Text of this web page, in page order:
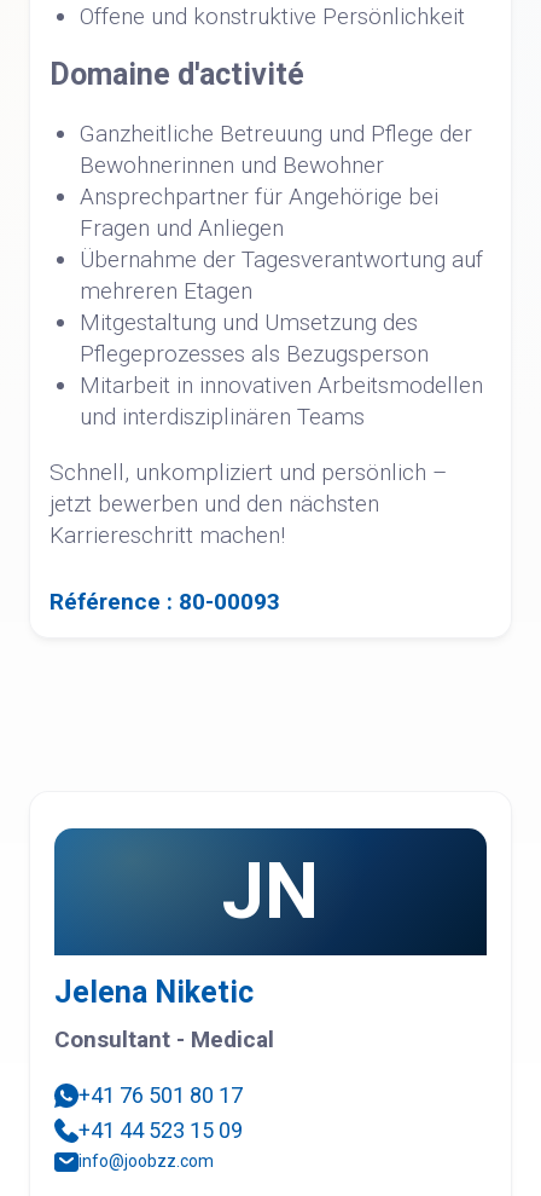
Offene und konstruktive Persönlichkeit
Domaine d'activité
Ganzheitliche Betreuung und Pflege der
Bewohnerinnen und Bewohner
Ansprechpartner für Angehörige bei
Fragen und Anliegen
Übernahme der Tagesverantwortung auf
mehreren Etagen
Mitgestaltung und Umsetzung des
Pflegeprozesses als Bezugsperson
Mitarbeit in innovativen Arbeitsmodellen
und interdisziplinären Teams
Schnell, unkompliziert und persönlich –
jetzt bewerben und den nächsten
Karriereschritt machen!
Référence : 80-00093
JN
Jelena Niketic
Consultant - Medical
+41 76 501 80 17
+41 44 523 15 09
info@joobzz.com